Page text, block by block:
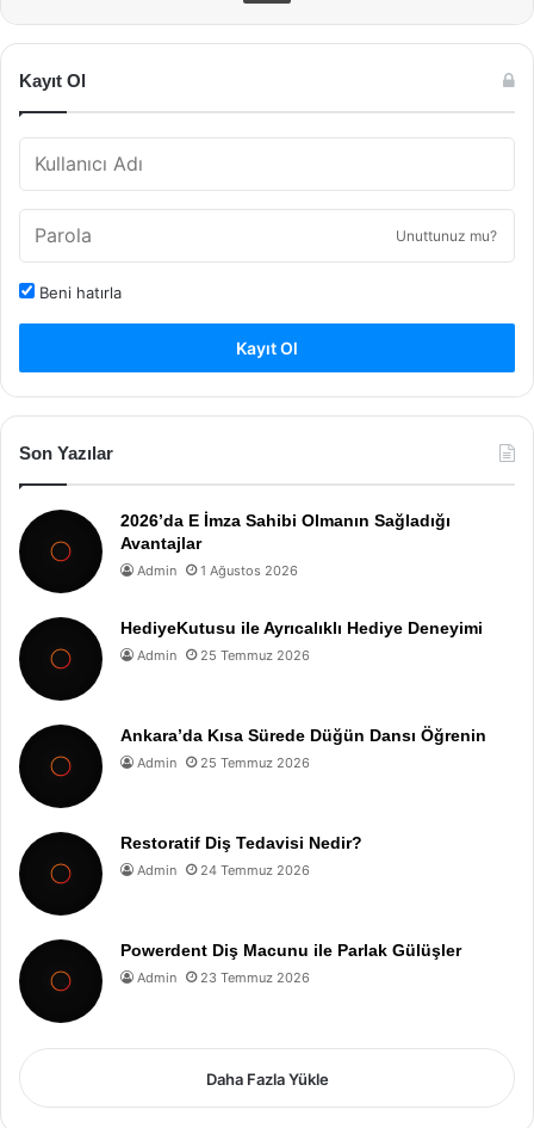
Kayıt Ol
Unuttunuz mu?
Beni hatırla
Kayıt Ol
Son Yazılar
2026’da E İmza Sahibi Olmanın Sağladığı
Avantajlar
Admin 1 Ağustos 2026
HediyeKutusu ile Ayrıcalıklı Hediye Deneyimi
Admin 25 Temmuz 2026
Ankara’da Kısa Sürede Düğün Dansı Öğrenin
Admin 25 Temmuz 2026
Restoratif Diş Tedavisi Nedir?
Admin 24 Temmuz 2026
Powerdent Diş Macunu ile Parlak Gülüşler
Admin 23 Temmuz 2026
Daha Fazla Yükle